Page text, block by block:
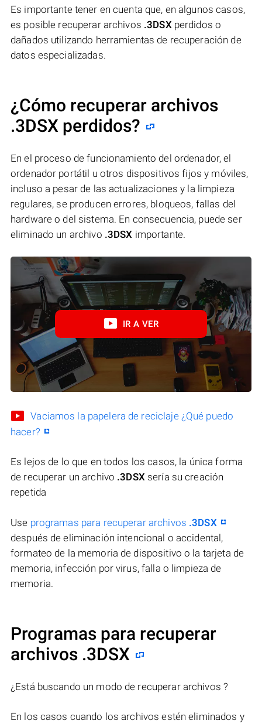
Es importante tener en cuenta que, en algunos casos,
es posible recuperar archivos .3DSX perdidos o
dañados utilizando herramientas de recuperación de
datos especializadas.
¿Cómo recuperar archivos
.3DSX perdidos?
En el proceso de funcionamiento del ordenador, el
ordenador portátil u otros dispositivos fijos y móviles,
incluso a pesar de las actualizaciones y la limpieza
regulares, se producen errores, bloqueos, fallas del
hardware o del sistema. En consecuencia, puede ser
eliminado un archivo .3DSX importante.
IR A VER
Vaciamos la papelera de reciclaje ¿Qué puedo
hacer?
Es lejos de lo que en todos los casos, la única forma
de recuperar un archivo .3DSXsería su creación
repetida
Use programas para recuperar archivos .3DSX
después de eliminación intencional o accidental,
formateo de la memoria de dispositivo o la tarjeta de
memoria, infección por virus, falla o limpieza de
memoria.
Programas para recuperar
archivos .3DSX
¿Está buscando un modo de recuperar archivos ?
En los casos cuando los archivos estén eliminados y